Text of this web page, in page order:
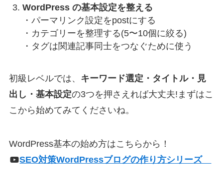
WordPress の基本設定を整える
・パーマリンク設定をpostにする
・カテゴリーを整理する(5〜10個に絞る)
・タグは関連記事同士をつなぐために使う
初級レベルでは、 キーワード選定・タイトル・見
出し・基本設定の3つを押さえれば大丈夫!まずはこ
こから始めてみてくださいね。
WordPress基本の始め方はこちらから！
SEO対策WordPressブログの作り方シリーズ